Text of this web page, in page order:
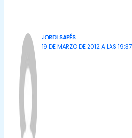
JORDI SAPÉS
19 DE MARZO DE 2012 A LAS 19:37